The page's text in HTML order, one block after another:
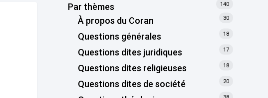
Par thèmes 140
À propos du Coran 30
Questions générales 18
Questions dites juridiques 17
Questions dites religieuses 18
Questions dites de société 20